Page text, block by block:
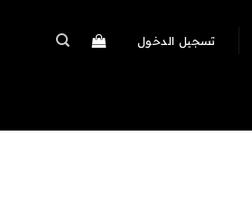
تسجيل الدخول